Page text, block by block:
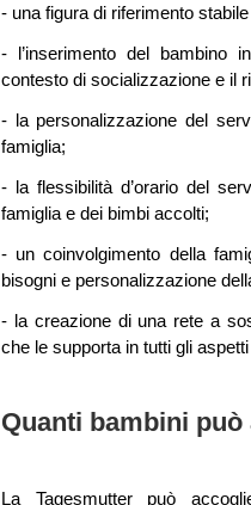
- una figura di riferimento
- l’inserimento del bambino
contesto di socializzazione e il
- la personalizzazione del
famiglia;
- la flessibilità d’orario del
famiglia e dei bimbi accolti;
- un coinvolgimento della
bisogni e personalizzazione
- la creazione di una rete a
che le supporta in tutti gli
Quanti bambini
La Tagesmutter può